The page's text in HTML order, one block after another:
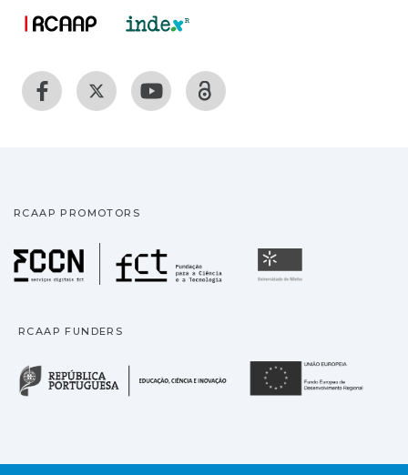
RCAAP PROMOTORS
Fundação para a
RCAAP FUNDERS
República Portuguesa